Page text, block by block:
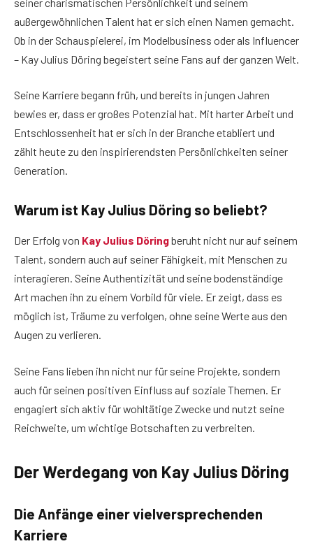
außergewöhnlichen Talent hat er sich einen Namen gemacht.
Ob in der Schauspielerei, im Modelbusiness oder als Influencer
– Kay Julius Döring begeistert seine Fans auf der ganzen Welt.
Seine Karriere begann früh, und bereits in jungen Jahren
bewies er, dass er großes Potenzial hat. Mit harter Arbeit und
Entschlossenheit hat er sich in der Branche etabliert und
zählt heute zu den inspirierendsten Persönlichkeiten seiner
Generation.
Warum ist Kay Julius Döring so beliebt?
Der Erfolg von Kay Julius Döringberuht nicht nur auf seinem
Talent, sondern auch auf seiner Fähigkeit, mit Menschen zu
interagieren. Seine Authentizität und seine bodenständige
Art machen ihn zu einem Vorbild für viele. Er zeigt, dass es
möglich ist, Träume zu verfolgen, ohne seine Werte aus den
Augen zu verlieren.
Seine Fans lieben ihn nicht nur für seine Projekte, sondern
auch für seinen positiven Einfluss auf soziale Themen. Er
engagiert sich aktiv für wohltätige Zwecke und nutzt seine
Reichweite, um wichtige Botschaften zu verbreiten.
Der Werdegang von Kay Julius Döring
Die Anfänge einer vielversprechenden
Karriere